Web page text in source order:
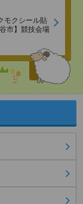
モクシール貼
市】競技会場